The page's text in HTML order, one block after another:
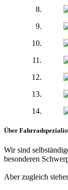
Über
Wir sind
besonderen
Aber zugleich